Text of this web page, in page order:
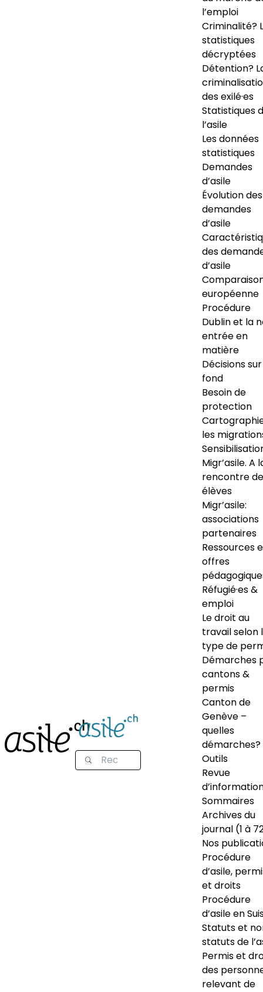
l’emploi
Criminalité?
statistiques
décryptées
Détention?
des exilé·es
Statistiques
l’asile
Les données
statistiques
Demandes
d’asile
Évolution des
demandes
d’asile
des
d’asile
européenne
Procédure
Dublin et la
entrée en
matière
Décisions
fond
Besoin de
protection
les
Migr’asile. A
rencontre
élèves
Migr’asile:
associations
partenaires
Ressources
offres
Réfugié·es &
emploi
Le droit au
travail selon
type de
Démarches
cantons &
permis
Canton de
Genève –
quelles
démarches?
Outils
Revue
Sommaires
Archives du
journal (1 à
Nos
Procédure
d’asile,
et droits
Procédure
d’asile en
Statuts et
statuts de
Permis et
des
relevant de